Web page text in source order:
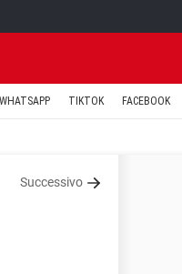
WHATSAPP TIKTOK FACEBOOK
Successivo